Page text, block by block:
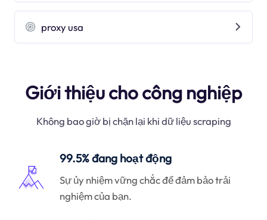
proxy usa
Giới thiệu cho công nghiệp
Không bao giờ bị chặn lại khi dữ liệu scraping
99.5% đang hoạt động
Sự ủy nhiệm vững chắc để đảm bảo trải
nghiệm của bạn.